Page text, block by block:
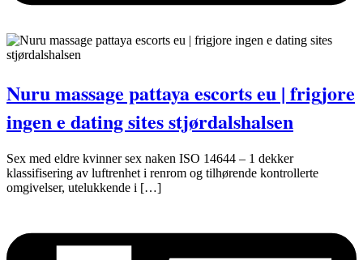
Nuru massage pattaya escorts eu | frigjore
ingen e dating sites stjørdalshalsen
Sex med eldre kvinner sex naken ISO 14644 – 1 dekker
klassifisering av luftrenhet i renrom og tilhørende kontrollerte
omgivelser, utelukkende i […]